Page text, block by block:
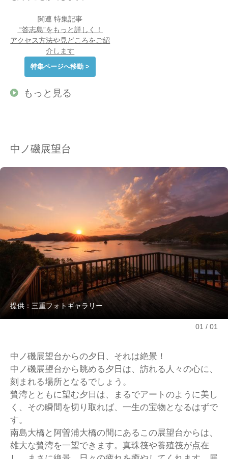
関連 特集記事
“答志島”をもっと詳しく！
アクセス方法や見どころをご紹
介します
特集ページへ移動 >
もっと見る
中ノ磯展望台
提供：三重フォトギャラリー
01 01
中ノ磯展望台からの夕日、それは絶景！
中ノ磯展望台から眺める夕日は、訪れる人々の心に、
刻まれる場所となるでしょう。
贄湾とともに望む夕日は、まるでアートのように美し
く、その瞬間を切り取れば、一生の宝物となるはずで
す。
南島大橋と阿曽浦大橋の間にあるこの展望台からは、
雄大な贄湾を一望できます。真珠筏や養殖筏が点在